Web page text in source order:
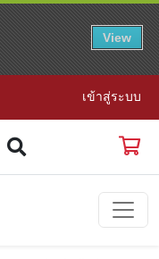
View
เข้าสู่ระบบ